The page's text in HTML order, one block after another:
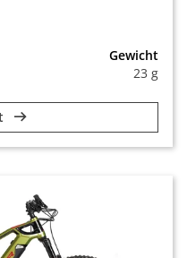
Gewicht
23 g